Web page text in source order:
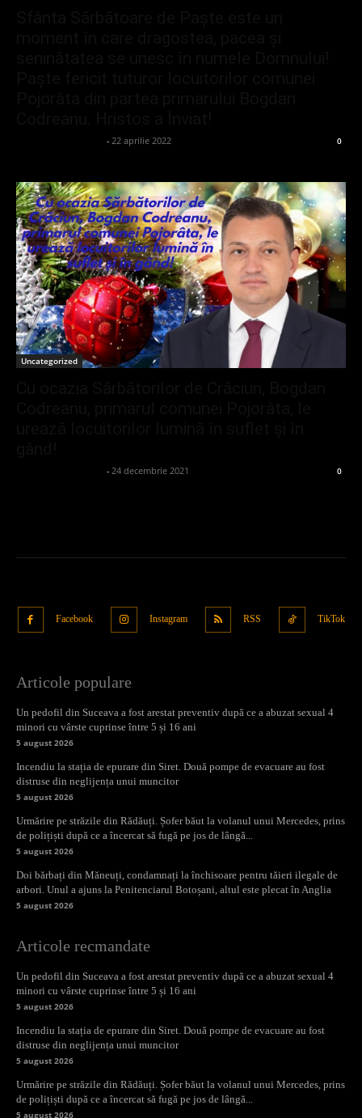
- 22 aprilie 2022 0
Uncategorized
- 24 decembrie 2021 0
Facebook Instagram RSS TikTok
Articole populare
Un pedofil din Suceava a fost arestat preventiv după ce a abuzat sexual 4
minori cu vârste cuprinse între 5 și 16 ani
5 august 2026
Incendiu la stația de epurare din Siret. Două pompe de evacuare au fost
distruse din neglijența unui muncitor
5 august 2026
Urmărire pe străzile din Rădăuți. Șofer băut la volanul unui Mercedes, prins
de polițiști după ce a încercat să fugă pe jos de lângă...
5 august 2026
Doi bărbați din Măneuți, condamnați la închisoare pentru tăieri ilegale de
arbori. Unul a ajuns la Penitenciarul Botoșani, altul este plecat în Anglia
5 august 2026
Articole recmandate
Un pedofil din Suceava a fost arestat preventiv după ce a abuzat sexual 4
minori cu vârste cuprinse între 5 și 16 ani
5 august 2026
Incendiu la stația de epurare din Siret. Două pompe de evacuare au fost
distruse din neglijența unui muncitor
5 august 2026
Urmărire pe străzile din Rădăuți. Șofer băut la volanul unui Mercedes, prins
de polițiști după ce a încercat să fugă pe jos de lângă...
5 august 2026